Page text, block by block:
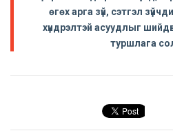
өгөх арга зүй, сэтгэл
хүндрэлтэй асуудлыг
туршлага